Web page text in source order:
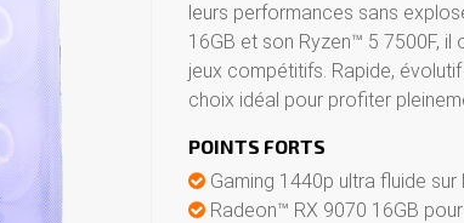
leurs performances sans
16GB et son Ryzen™ 5 7500F,
jeux compétitifs. Rapide,
choix idéal pour profiter
POINTS FORTS
Gaming 1440p ultra fluide
Radeon™ RX 9070 16GB